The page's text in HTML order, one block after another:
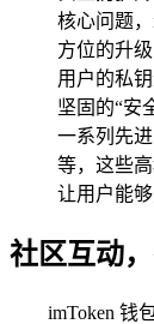
核心问题
方位的升
用户的私
坚固的“安
一系列先
等，这些
让用户能
社区互动
imToken 钱